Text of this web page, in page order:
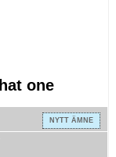
one
NYTT ÄMNE